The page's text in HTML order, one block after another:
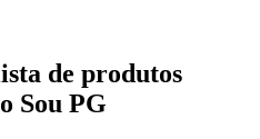
de produtos
Sou PG